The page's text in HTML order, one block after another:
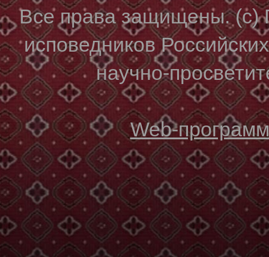
Все права защищены. (с)
исповедников
научно-
Web-